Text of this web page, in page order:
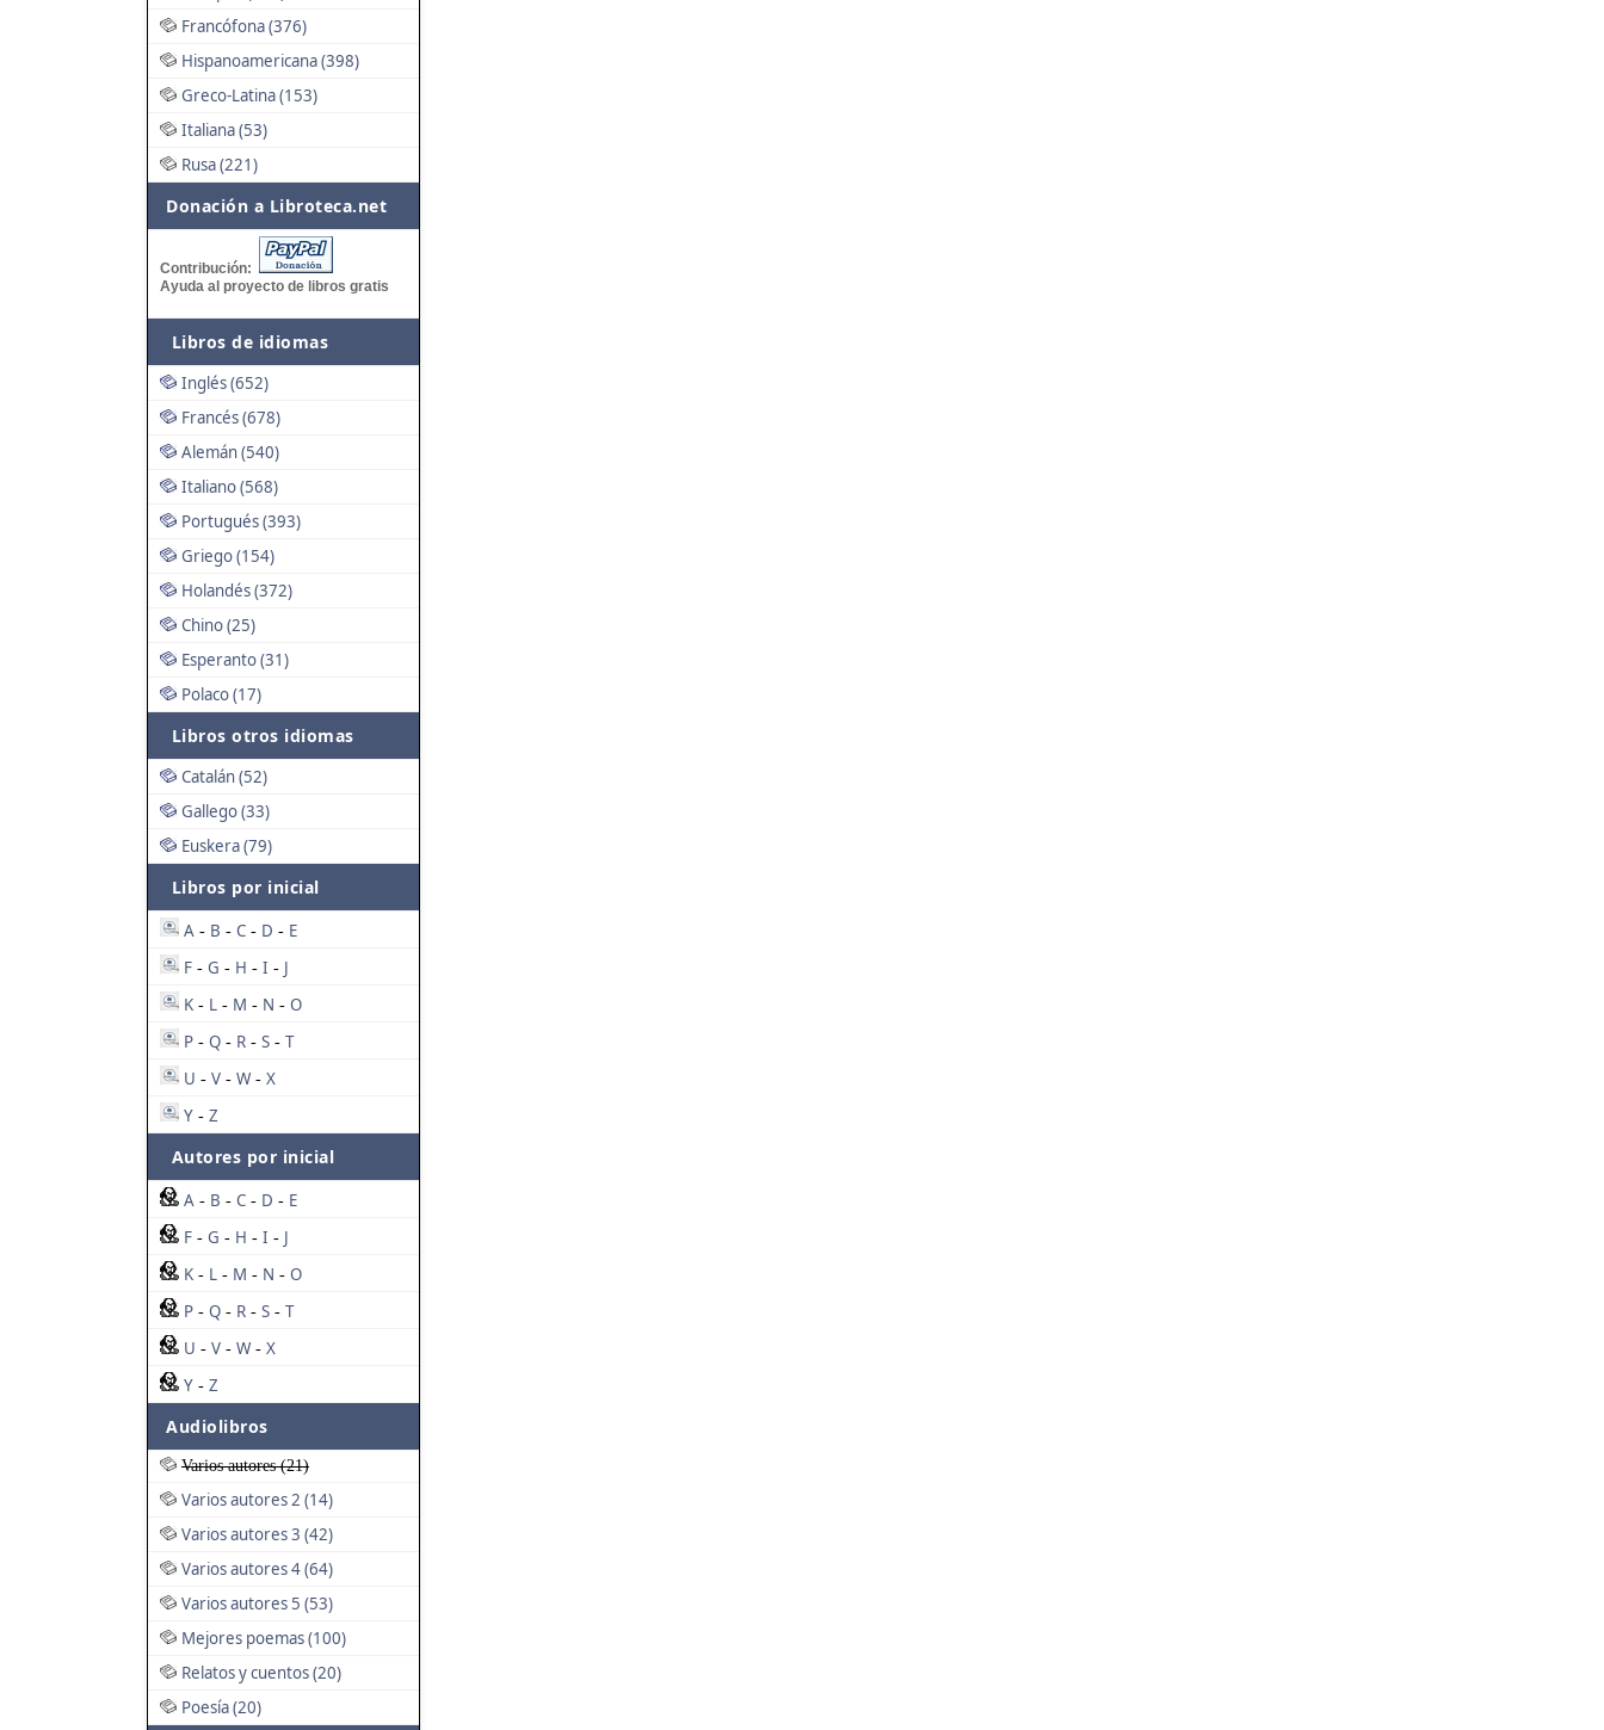
Francófona (376)
Hispanoamericana (398)
Greco-Latina (153)
Italiana (53)
Rusa (221)
Donación a Libroteca.net
Contribución:
Ayuda al proyecto de libros gratis
Libros de idiomas
Inglés (652)
Francés (678)
Alemán (540)
Italiano (568)
Portugués (393)
Griego (154)
Holandés (372)
Chino (25)
Esperanto (31)
Polaco (17)
Libros otros idiomas
Catalán (52)
Gallego (33)
Euskera (79)
Libros por inicial
A - B - C - D - E
F - G - H - I - J
K - L - M - N - O
P - Q - R - S - T
U - V - W - X
Y - Z
Autores por inicial
A - B - C - D - E
F - G - H - I - J
K - L - M - N - O
P - Q - R - S - T
U - V - W - X
Y - Z
Audiolibros
Varios autores (21)
Varios autores 2 (14)
Varios autores 3 (42)
Varios autores 4 (64)
Varios autores 5 (53)
Mejores poemas (100)
Relatos y cuentos (20)
Poesía (20)